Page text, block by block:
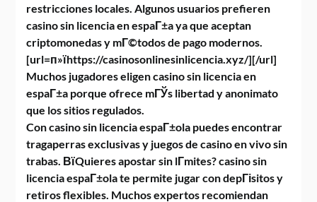
restricciones locales. Algunos usuarios prefieren
casino sin licencia en espaГ±a ya que aceptan
criptomonedas y mГ©todos de pago modernos.
[url=п»їhttps://casinosonlinesinlicencia.xyz/][/url]
Muchos jugadores eligen casino sin licencia en
espaГ±a porque ofrece mГЎs libertad y anonimato
que los sitios regulados.
Con casino sin licencia espaГ±ola puedes encontrar
tragaperras exclusivas y juegos de casino en vivo sin
trabas. ВїQuieres apostar sin lГ­mites? casino sin
licencia espaГ±ola te permite jugar con depГіsitos y
retiros flexibles. Muchos expertos recomiendan